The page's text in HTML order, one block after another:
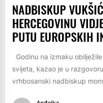
NADBISKUP
HERCEGOVINU
PUTU EUROPSKIH
Godinu na izmaku
svijeta, kazao je u
vrhbosanski nadbiskup